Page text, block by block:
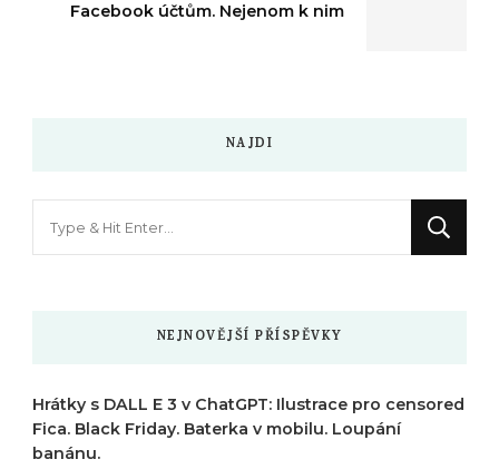
Facebook účtům. Nejenom k nim
NAJDI
NEJNOVĚJŠÍ PŘÍSPĚVKY
Hrátky s DALL E 3 v ChatGPT: Ilustrace pro censored
Fica. Black Friday. Baterka v mobilu. Loupání
banánu.